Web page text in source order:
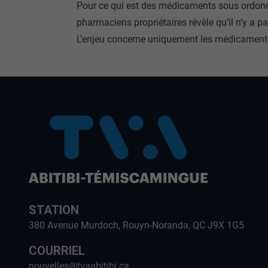
Pour ce qui est des médicaments sous
pharmaciens propriétaires révèle qu’il n’y a
L’enjeu concerne uniquement les
STATION
380 Avenue Murdoch, Rouyn-Noranda, QC J9X 1G5
COURRIEL